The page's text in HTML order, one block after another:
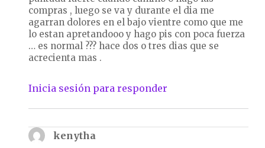
compras , luego se va y durante el dia me
agarran dolores en el bajo vientre como que me
lo estan apretandooo y hago pis con poca fuerza
… es normal ??? hace dos o tres dias que se
acrecienta mas .
Inicia sesión para responder
kenytha